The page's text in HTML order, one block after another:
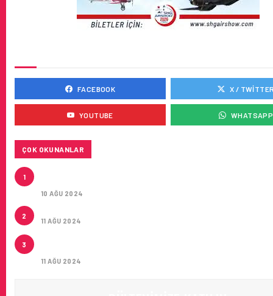
FACEBOOK X /
YOUTUBE WHATSAPP
ÇOK OKUNANLAR
1
10 AĞU 2024
2
11 AĞU 2024
3
11 AĞU 2024